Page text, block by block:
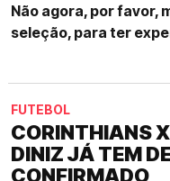
Não agora, por favor,
seleção, para ter
FUTEBOL
CORINTHIANS
DINIZ JÁ TEM
CONFIRMADO